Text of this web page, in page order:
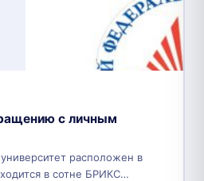
с личным
расположен в
в сотне БРИКС